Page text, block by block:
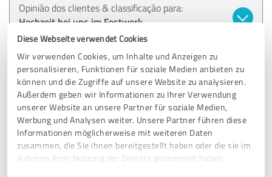
Diese Webseite verwendet Cookies
Wir verwenden Cookies, um Inhalte und Anzeigen zu
personalisieren, Funktionen für soziale Medien anbieten zu
können und die Zugriffe auf unsere Website zu analysieren.
Außerdem geben wir Informationen zu Ihrer Verwendung
unserer Website an unsere Partner für soziale Medien,
Werbung und Analysen weiter. Unsere Partner führen diese
Informationen möglicherweise mit weiteren Daten
zusammen, die Sie ihnen bereitgestellt haben oder die sie im
Rahmen Ihrer Nutzung der Dienste gesammelt haben.
Opinião dos clientes & classificação para:
Hochzeit bei uns im Festwerk
05.06.2026
Comentário de Festwerk Unter den Eichen
GmbH :
Estamos muito satisfeitos por te teres sentido tão
confortável connosco. Naturalmente, teremos todo o
gosto em transmitir o teu feedback a toda a nossa
equipa.